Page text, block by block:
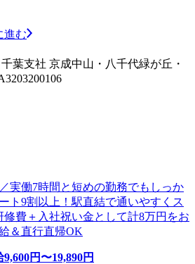
進む
葉支社 京成中山・八千代緑が丘・
実働7時間と短めの勤務でもしっか
ト9割以上！駅直結で通いやすくス
修費＋入社祝い金として計8万円をお
＆直行直帰OK
9,600円〜19,890円